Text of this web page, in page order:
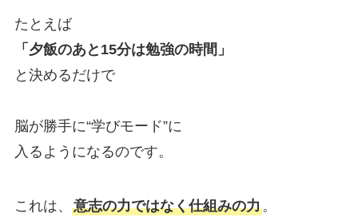
たとえば
「夕飯のあと15分は勉強の時間」
と決めるだけで
脳が勝手に“学びモード”に
入るようになるのです。
これは、 意志の力ではなく仕組みの力。